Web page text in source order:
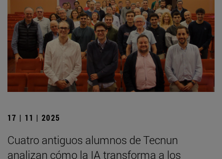
17 | 11 | 2025
Cuatro antiguos alumnos de Tecnun
analizan cómo la IA transforma a los